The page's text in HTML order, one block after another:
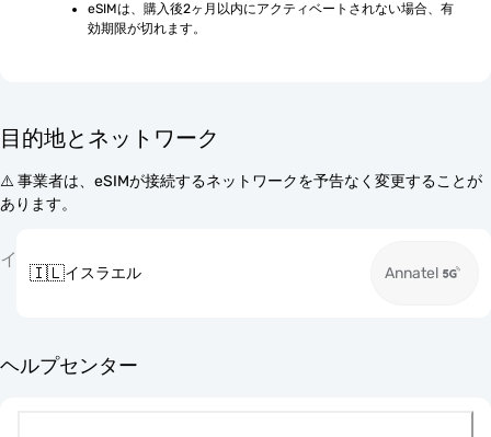
eSIMは、購入後2ヶ月以内にアクティベートされない場合、有
効期限が切れます。
目的地とネットワーク
⚠️ 事業者は、eSIMが接続するネットワークを予告なく変更することが
あります。
イ
🇮🇱イスラエル Annatel
ヘルプセンター